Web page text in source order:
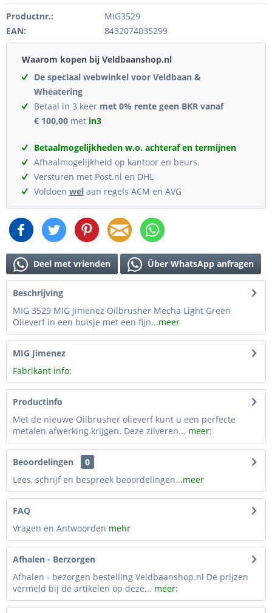
Productnr.:
MIG3529
EAN:
8432074035299
Waarom kopen bij Veldbaanshop.nl
De speciaal webwinkel voor Veldbaan &
Wheatering
Betaal in 3 keer met 0% rente geen BKR vanaf
€ 100,00 met in3
Betaalmogelijkheden w.o. achteraf en termijnen
Afhaalmogelijkheid op kantoor en beurs.
Versturen met Post.nl en DHL
Voldoen wel aan regels ACM en AVG
Deel met vrienden Über WhatsApp anfragen
Beschrijving
MIG 3529 MIG Jimenez Oilbrusher Mecha Light Green
Olieverf in een buisje met een fijn...meer
MIG Jimenez
Fabrikant info:
Productinfo
Met de nieuwe Oilbrusher olieverf kunt u een perfecte
metalen afwerking krijgen. Deze zilveren... meer:
Beoordelingen
0
Lees, schrijf en bespreek beoordelingen...meer
FAQ
Vragen en Antwoorden mehr
Afhalen - Berzorgen
Afhalen - bezorgen bestelling Veldbaanshop.nl De prijzen
vermeld bij de artikelen op deze... meer: